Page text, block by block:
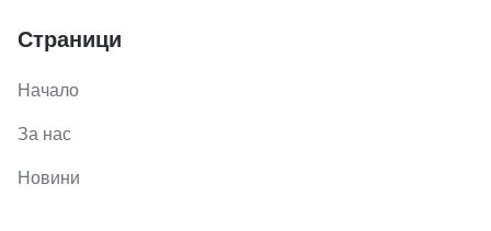
Страници
Начало
За нас
Новини